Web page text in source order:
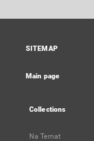
open
new
SITEMAP
Main page
Collections
Na Temat